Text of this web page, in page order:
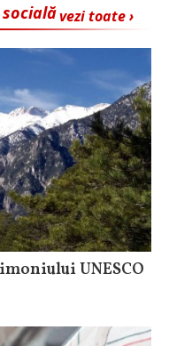
vezi toate ›
UNESCO